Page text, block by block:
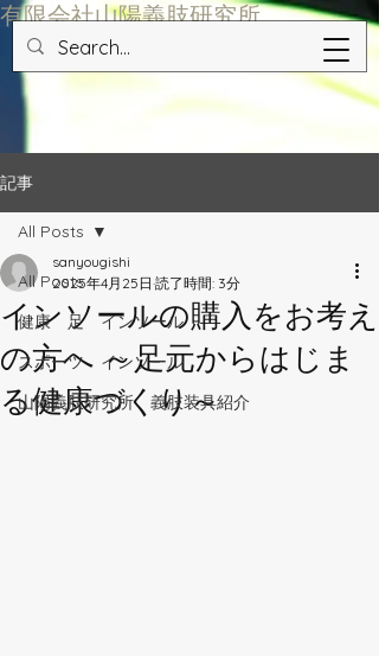
​有限会社山陽義肢研究所
記事
All Posts
健康 足 インソール
スポーツ インソール
山陽義肢研究所 義肢装具紹介
All Posts
インソールの購入をお考え
の方へ ～足元からはじま
る健康づくり～
sanyougishi
2025年4月25日 読了時間: 3分